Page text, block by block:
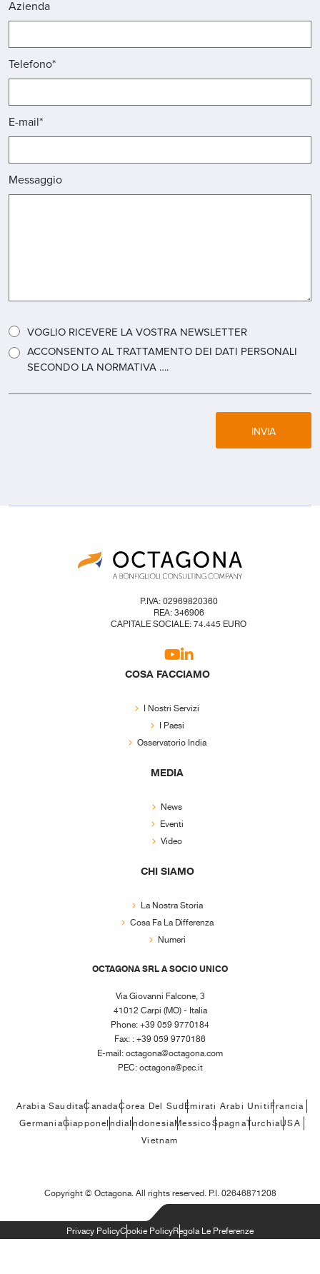
Azienda
Telefono*
E-mail*
Messaggio
VOGLIO RICEVERE LA VOSTRA NEWSLETTER
ACCONSENTO AL TRATTAMENTO DEI DATI PERSONALI
SECONDO LA NORMATIVA ….
INVIA
P.IVA: 02969820360
REA: 346906
CAPITALE SOCIALE: 74.445 EURO
COSA FACCIAMO
I Nostri Servizi
I Paesi
Osservatorio India
MEDIA
News
Eventi
Video
CHI SIAMO
La Nostra Storia
Cosa Fa La Differenza
Numeri
OCTAGONA SRL A SOCIO UNICO
Via Giovanni Falcone, 3
41012 Carpi (MO) - Italia
Phone: +39 059 9770184
Fax: : +39 059 9770186
E-mail:octagona@octagona.com
PEC:octagona@pec.it
Arabia SauditaCanadaCorea Del SudEmirati Arabi UnitiFrancia
GermaniaGiapponeIndiaIndonesiaMessicoSpagnaTurchiaUSA
Vietnam
Copyright ©Octagona. All rights reserved. P.I. 02646871208
Privacy PolicyCookie PolicyRegola Le Preferenze